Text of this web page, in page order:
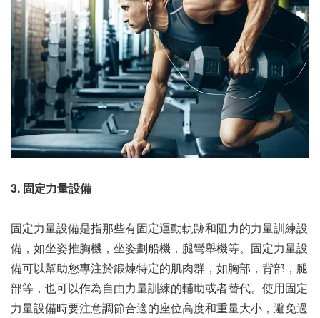
3. 固定力量設備
固定力量設備是指那些有固定運動軌跡和阻力的力量訓練設
備，如坐姿推胸機，坐姿劃船機，腿彎舉機等。固定力量設
備可以幫助您專注於鍛煉特定的肌肉群，如胸部，背部，腿
部等，也可以作為自由力量訓練的輔助或者替代。使用固定
力量設備時要注意調節合適的座位高度和重量大小，避免過